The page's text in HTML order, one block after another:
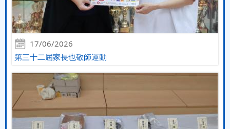
17/06/2026
第三十二屆家長也敬師運動